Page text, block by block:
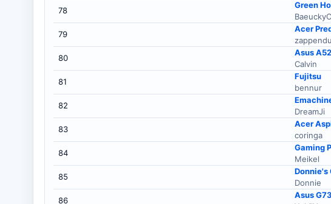
78
Green
79
Acer
80
Asus
Calvin
81
Fujitsu
bennur
82
DreamJi
83
Acer
coringa
84
Meikel
85
Donnie's
Donnie
86
Asus